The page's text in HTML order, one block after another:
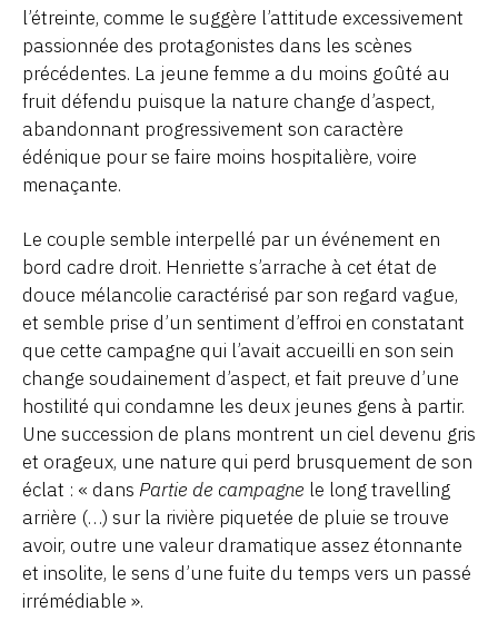
l’étreinte, comme le suggère l’attitude excessivement
passionnée des protagonistes dans les scènes
précédentes. La jeune femme a du moins goûté au
fruit défendu puisque la nature change d’aspect,
abandonnant progressivement son caractère
édénique pour se faire moins hospitalière, voire
menaçante.
Le couple semble interpellé par un événement en
bord cadre droit. Henriette s’arrache à cet état de
douce mélancolie caractérisé par son regard vague,
et semble prise d’un sentiment d’effroi en constatant
que cette campagne qui l’avait accueilli en son sein
change soudainement d’aspect, et fait preuve d’une
hostilité qui condamne les deux jeunes gens à partir.
Une succession de plans montrent un ciel devenu gris
et orageux, une nature qui perd brusquement de son
éclat : « dans Partie de campagne le long travelling
arrière (…) sur la rivière piquetée de pluie se trouve
avoir, outre une valeur dramatique assez étonnante
et insolite, le sens d’une fuite du temps vers un passé
irrémédiable ».